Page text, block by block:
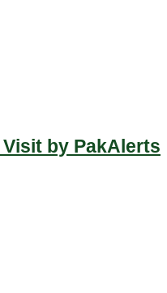
by PakAlerts